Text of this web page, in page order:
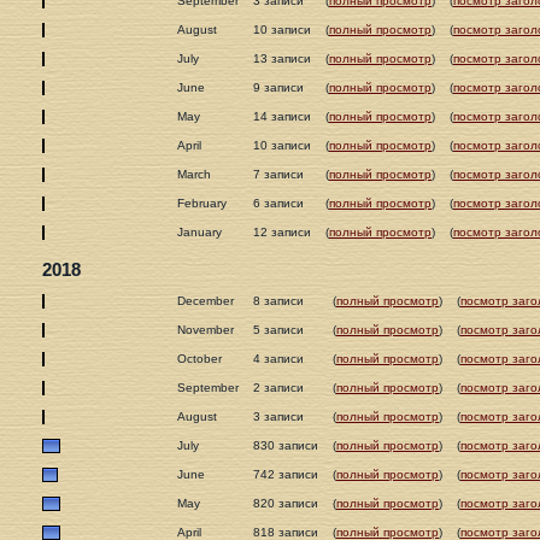
August 10 записи (полный просмотр) (посмотр
July 13 записи (полный просмотр) (посмотр
June 9 записи (полный просмотр) (посмотр
May 14 записи (полный просмотр) (посмотр
April 10 записи (полный просмотр) (посмотр
March 7 записи (полный просмотр) (посмотр
February 6 записи (полный просмотр) (посмотр
January 12 записи (полный просмотр) (посмотр
2018
December 8 записи (полный просмотр) (посмотр
November 5 записи (полный просмотр) (посмотр
October 4 записи (полный просмотр) (посмотр
September 2 записи (полный просмотр) (посмотр
August 3 записи (полный просмотр) (посмотр
July 830 записи (полный просмотр) (посмотр
June 742 записи (полный просмотр) (посмотр
May 820 записи (полный просмотр) (посмотр
April 818 записи (полный просмотр) (посмотр